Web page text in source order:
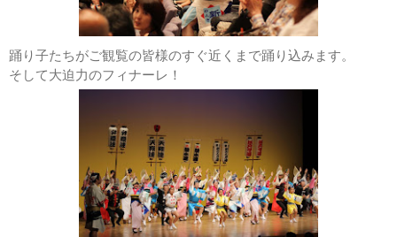
踊り子たちがご観覧の皆様のすぐ近くまで踊り込みます。
そして大迫力のフィナーレ！